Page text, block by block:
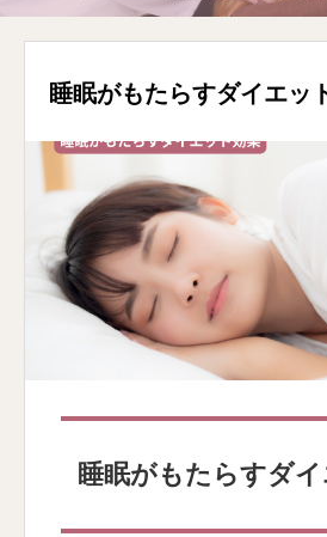
睡眠がもたらすダイエッ
睡眠がもたらすダ